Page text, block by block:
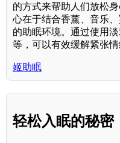
的方式来帮助人们放松
心在于结合香薰、音乐
的助眠环境。通过使用
等，可以有效缓解紧张情
姬助眠
轻松入眠的秘密